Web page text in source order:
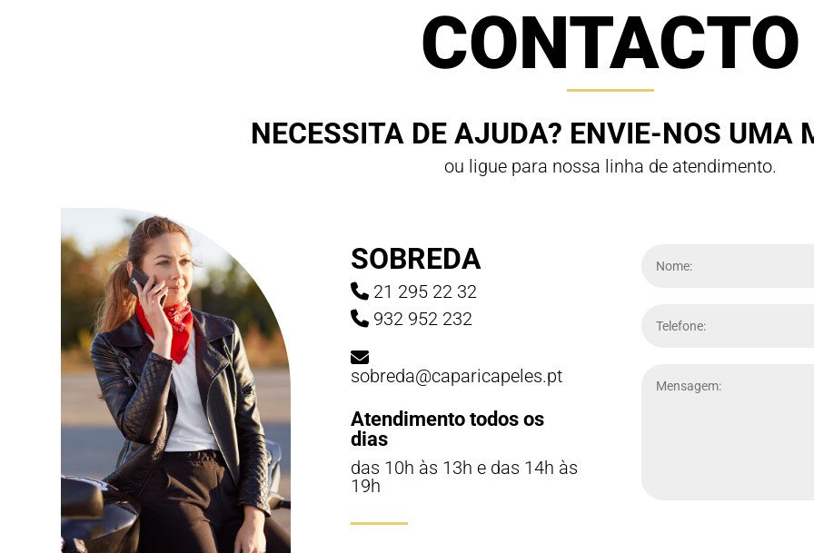
CONTACTO
NECESSITA DE AJUDA? ENVIE-NOS UMA
ou ligue para nossa linha de atendimento.
SOBREDA
21 295 22 32
932 952 232
sobreda@caparicapeles.pt
Atendimento todos os
dias
das 10h às 13h e das 14h às
19h